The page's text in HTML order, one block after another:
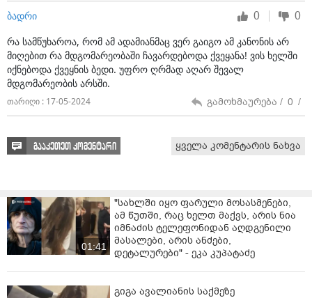
ვფიცავ მაღლა ღმერთს და ქვეყანაზე ყველა
ქვეყნის საკეთილდღეოდ. რადგან ახლაც მჯერა, რომ
ამ სამოქალაქო დაპირისპირების განმუხტვა ჯერ
კიდევ შესაძლებელია, ამის გაკეთება კი თქვენ
ძალგიძთ! და მე, როგორც ერთმა რიგითმა
ქართველმა და მამათქვენის მეგობარმა, მოგმართეთ
თქვენ. დარწმუნებული ვარ, რაც დღეს ხდება, არავის
არ მოგვწონს და თითოეულმა ადამიანმა ყველაფერი
უნდა გავაკეთოთ, რომ კიდევ უარესი არ მოხდეს.
არა მარტო მეგობარი იყო, არამედ ჩემი იმდენად
სჯეროდა, რომ ყველაზე ახლობელი ადამიანის,
საკუთარი დედის, თქვენი ბებიის, ოპერაციაც
(მართალია, დიდი ოპერაცია არ იყო, მაგრამ მაინც) მე
როგორც მეგობრებს ეკადრებათ, სახლში მპატიჟებდა
ბადრი 0 0
რა სამწუხაროა, რომ ამ ადამიანმაც ვერ გაიგო ამ კანონის არ
მიღებით რა მდგომარეობაში ჩავარდებოდა ქვეყანა! ვის ხელში
იქნებოდა ქვეყნის ბედი. უფრო ღრმად აღარ შევალ
მდგომარეობის არსში.
თარიღი : 17-05-2024 გამოხმაურება / 0 /
გააკეთეთ კომენტარი ყველა კომენტარის ნახვა
01:41
"სახლში იყო ფარული მოსასმენები,
ამ წუთში, რაც ხელთ მაქვს, არის ნია
იმნაძის ტელეფონიდან აღდგენილი
მასალები, არის ანძები,
დეტალურები" - ეკა კუპატაძე
გიგა ავალიანის საქმეზე